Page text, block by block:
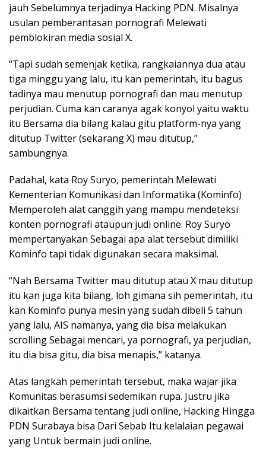
jauh Sebelumnya terjadinya Hacking PDN. Misalnya
usulan pemberantasan pornografi Melewati
pemblokiran media sosial X.
“Tapi sudah semenjak ketika, rangkaiannya dua atau
tiga minggu yang lalu, itu kan pemerintah, itu bagus
tadinya mau menutup pornografi dan mau menutup
perjudian. Cuma kan caranya agak konyol yaitu waktu
itu Bersama dia bilang kalau gitu platform-nya yang
ditutup Twitter (sekarang X) mau ditutup,”
sambungnya.
Padahal, kata Roy Suryo, pemerintah Melewati
Kementerian Komunikasi dan Informatika (Kominfo)
Memperoleh alat canggih yang mampu mendeteksi
konten pornografi ataupun judi online. Roy Suryo
mempertanyakan Sebagai apa alat tersebut dimiliki
Kominfo tapi tidak digunakan secara maksimal.
“Nah Bersama Twitter mau ditutup atau X mau ditutup
itu kan juga kita bilang, loh gimana sih pemerintah, itu
kan Kominfo punya mesin yang sudah dibeli 5 tahun
yang lalu, AIS namanya, yang dia bisa melakukan
scrolling Sebagai mencari, ya pornografi, ya perjudian,
itu dia bisa gitu, dia bisa menapis,” katanya.
Atas langkah pemerintah tersebut, maka wajar jika
Komunitas berasumsi sedemikan rupa. Justru jika
dikaitkan Bersama tentang judi online, Hacking Hingga
PDN Surabaya bisa Dari Sebab Itu kelalaian pegawai
yang Untuk bermain judi online.